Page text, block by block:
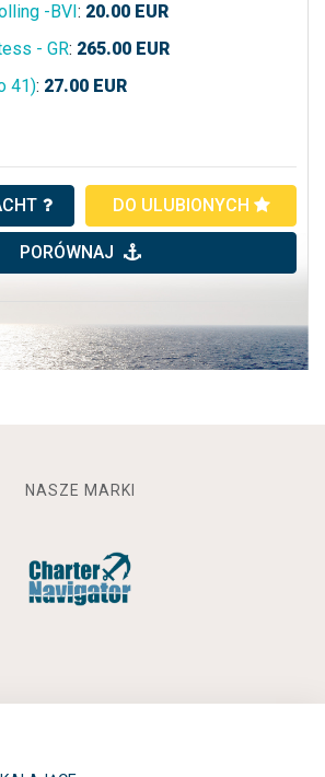
-BVI: 20.00 EUR
- GR: 265.00 EUR
41): 27.00 EUR
DO ULUBIONYCH
PORÓWNAJ
NASZE MARKI